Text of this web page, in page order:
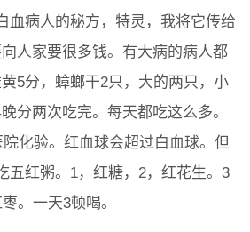
血病人的秘方，特灵，我将它传给
人家要很多钱。有大病的病人都
5分，蟑螂干2只，大的两只，小
分两次吃完。每天都吃这么多。
化验。红血球会超过白血球。但
五红粥。1，红糖，2，红花生。3
。一天3顿喝。